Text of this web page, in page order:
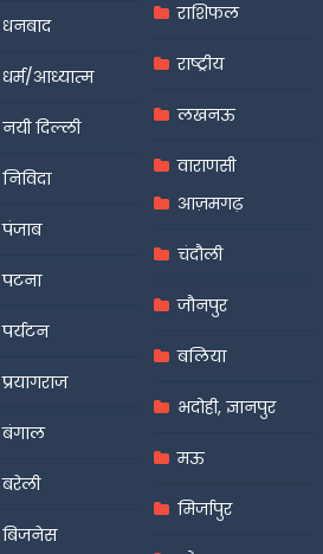
धनबाद
धर्म/आध्यात्म
नयी दिल्ली
निविदा
पंजाब
पटना
पर्यटन
प्रयागराज
बंगाल
बरेली
बिजनेस
राशिफल
राष्ट्रीय
लखनऊ
वाराणसी
आज़मगढ़
चंदौली
जौनपुर
बलिया
भदोही, ज्ञानपुर
मऊ
मिर्जापुर